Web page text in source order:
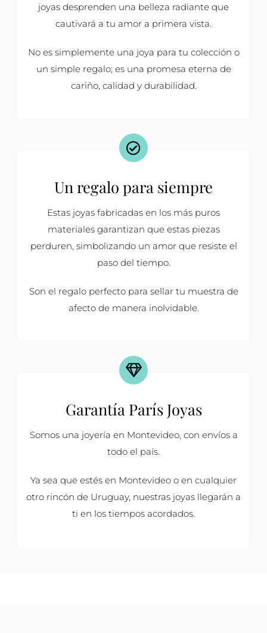
joyas desprenden una belleza radiante que
cautivará a tu amor a primera vista.
No es simplemente una joya para tu colección o
un simple regalo; es una promesa eterna de
cariño, calidad y durabilidad.
Un regalo para siempre
Estas joyas fabricadas en los más puros
materiales garantizan que estas piezas
perduren, simbolizando un amor que resiste el
paso del tiempo.
Son el regalo perfecto para sellar tu muestra de
afecto de manera inolvidable.
Garantía París Joyas
Somos una joyería en Montevideo, con envíos a
todo el país.
Ya sea que estés en Montevideo o en cualquier
otro rincón de Uruguay, nuestras joyas llegarán a
ti en los tiempos acordados.